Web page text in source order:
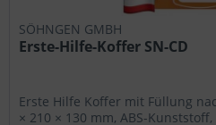
SÖHNGEN GMBH
Erste-Hilfe-Koffer SN-CD
Erste Hilfe Koffer mit Füllung
× 210 × 130 mm, ABS-